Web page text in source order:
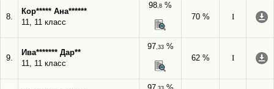
8.
Кор***** Ана******
11, 11 класс
98,8 %
70 %
I
9.
Ива******* Дар**
11, 11 класс
97,33%
62 %
I